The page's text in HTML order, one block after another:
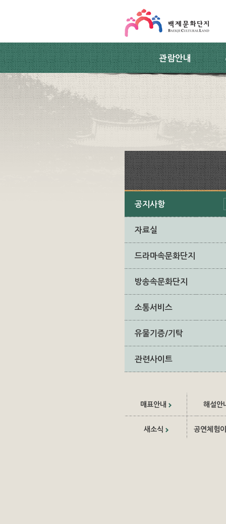
관람안내
공지사항
자료실
드라마속문화단지
방송속문화단지
소통서비스
유물기증/기탁
관련사이트
매표안내 해설안
새소식 공연체험